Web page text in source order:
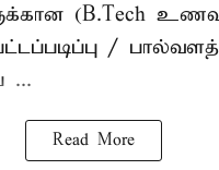
(B.Tech
/ பால்வளத்
...
Read More